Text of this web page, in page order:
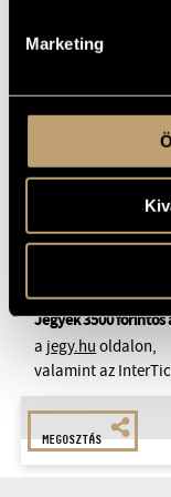
Marketing
A koncerten a
élő,
helyezi a Kodály
vezényletével ez
jazz
aktívitására is
Jegyek 3500
a jegy.hu oldalon,
valamint az
MEGOSZTÁS